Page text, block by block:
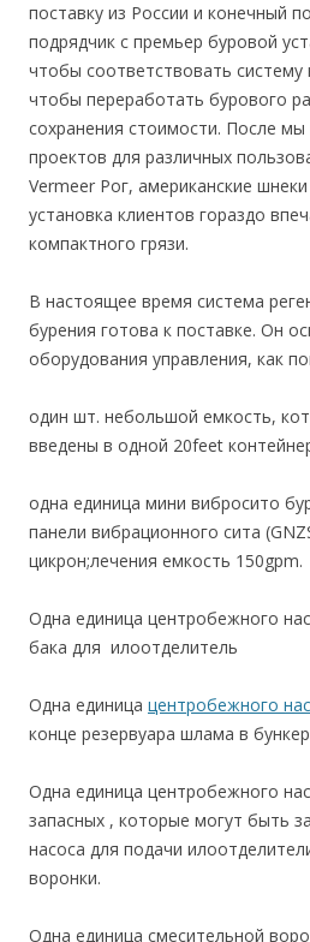
поставку из России и конечный
подрядчик с премьер буровой
чтобы соответствовать систему
чтобы переработать бурового
сохранения стоимости. После
проектов для различных
Vermeer Рог, американские
установка клиентов гораздо
компактного грязи.
В настоящее время система
бурения готова к поставке. Он
оборудования управления, как
один шт. небольшой емкость,
введены в одной 20feet
одна единица мини вибросито
панели вибрационного сита
цикрон;лечения емкость 150gpm.
Одна единица центробежного
бака для илоотделитель
Одна единица центробежного
конце резервуара шлама в
Одна единица центробежного
запасных , которые могут быть
насоса для подачи
воронки.
Одна единица смесительной